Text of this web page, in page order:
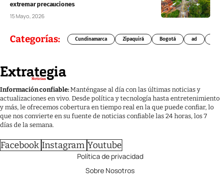
extremar precauciones
15 Mayo, 2026
Categorías: Cundinamarca Zipaquirá Bogotá ad
Información confiable:Manténgase al día con las últimas noticias y
actualizaciones en vivo. Desde política y tecnología hasta entretenimiento
y más, le ofrecemos cobertura en tiempo real en la que puede confiar, lo
que nos convierte en su fuente de noticias confiable las 24 horas, los 7
días de la semana.
Facebook Instagram Youtube
Política de privacidad
Sobre Nosotros